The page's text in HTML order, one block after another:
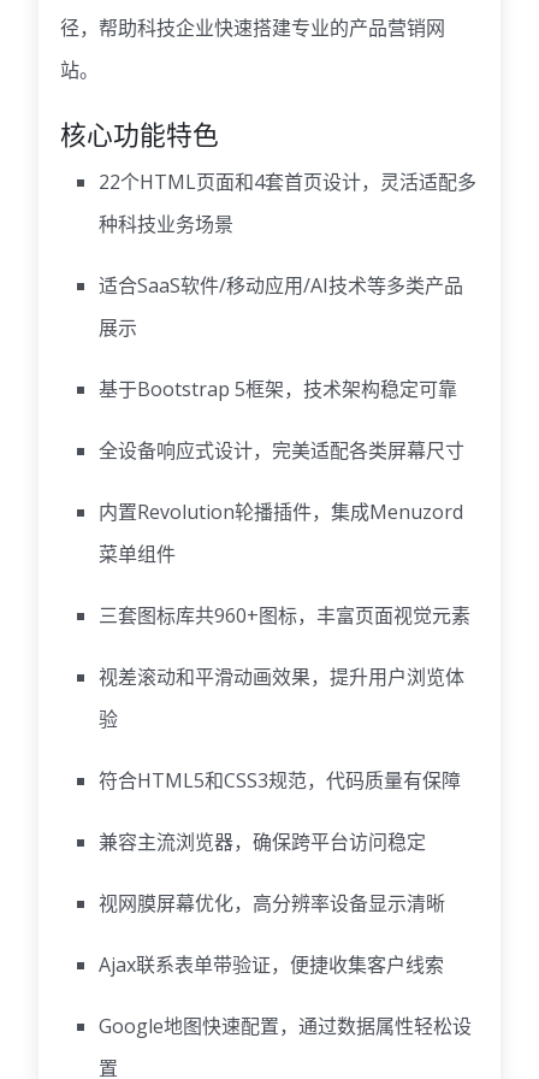
径，帮助科技企业快速搭建专业的产品营销网
站。
核心功能特色
22个HTML页面和4套首页设计，灵活适配多
种科技业务场景
适合SaaS软件/移动应用/AI技术等多类产品
展示
基于Bootstrap 5框架，技术架构稳定可靠
全设备响应式设计，完美适配各类屏幕尺寸
内置Revolution轮播插件， 集成Menuzord
菜单组件
三套图标库共960+图标，丰富页面视觉元素
视差滚动和平滑动画效果，提升用户浏览体
验
符合HTML5和CSS3规范，代码质量有保障
兼容主流浏览器，确保跨平台访问稳定
视网膜屏幕优化，高分辨率设备显示清晰
Ajax联系表单带验证，便捷收集客户线索
Google地图快速配置，通过数据属性轻松设
置